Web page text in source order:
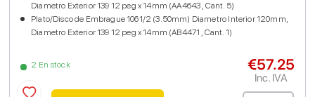
2 En stock
Diametro Exterior 139 12 peg x 14mm (AA4643 , Cant. 5)
Plato/Disco de Embrague 1061/2 (3.50mm) Diametro Interior 120mm,
Diametro Exterior 139 12 peg x 14mm (AB4471 , Cant. 1)
€57.25
Inc. IVA